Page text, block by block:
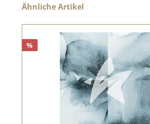
Produktgalerie überspringen
Ähnliche Artikel
%